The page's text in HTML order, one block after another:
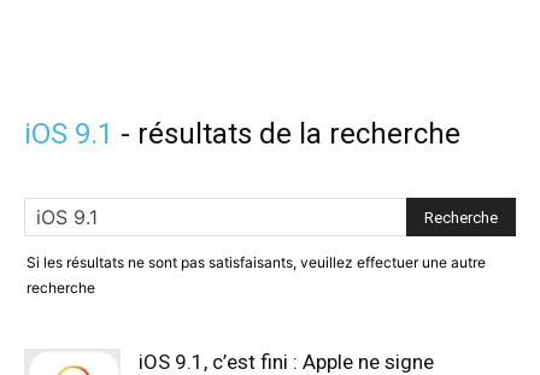
iOS 9.1 - résultats de la recherche
Si les résultats ne sont pas satisfaisants, veuillez effectuer une autre
recherche
iOS 9.1, c’est fini : Apple ne signe